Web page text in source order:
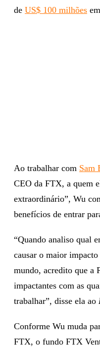
de US$ 100 milhões
Ao trabalhar com Sam
CEO da FTX, a quem
extraordinário”, Wu
benefícios de entrar
“Quando analiso qual
causar o maior
mundo, acredito que a
impactantes com as
trabalhar”, disse ela ao
Conforme Wu muda
FTX, o fundo FTX